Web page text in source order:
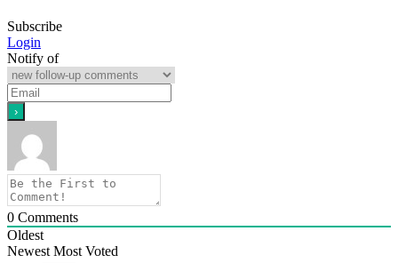
Subscribe
Login
Notify of
0 Comments
Oldest
Newest Most Voted